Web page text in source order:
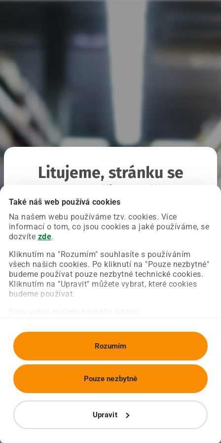
Také náš web používá cookies
Na našem webu používáme tzv. cookies. Více
informací o tom, co jsou cookies a jaké používáme, se
dozvíte zde.
Kliknutím na "Rozumím" souhlasíte s používáním
všech našich cookies. Po kliknutí na "Pouze nezbytné"
budeme používat pouze nezbytné technické cookies.
Kliknutím na "Upravit" můžete vybrat, které cookies
budeme používat.
Rozumím
Upravit
Pouze nezbytné
Litujeme, stránku se
Chyba nastala na naší straně a už ji opravujeme.
Zkuste prosím znovu načíst požadovanou stránku.
Obnovit stránku Úvodní strana